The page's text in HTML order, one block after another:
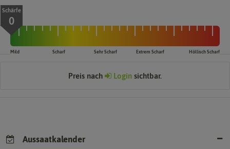
Schärfe
0
Mild Scharf Sehr Scharf Extrem Scharf Höllisch Scharf
Preis nach Login sichtbar.
Aussaatkalender